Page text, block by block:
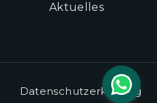
Aktuelles
Datenschutzerklärung